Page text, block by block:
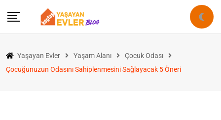
Yaşayan Evler Yaşam Alanı
Çocuk Odası
Çocuğunuzun Odasını Sahiplenmesini Sağlayacak 5 Öneri